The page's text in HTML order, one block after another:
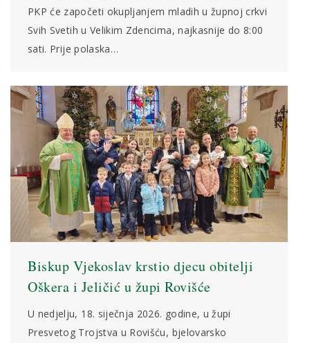
PKP će započeti okupljanjem mladih u župnoj crkvi
Svih Svetih u Velikim Zdencima, najkasnije do 8:00
sati. Prije polaska…
Biskup Vjekoslav krstio djecu obitelji
Oškera i Jeličić u župi Rovišće
U nedjelju, 18. siječnja 2026. godine, u župi
Presvetog Trojstva u Rovišću, bjelovarsko